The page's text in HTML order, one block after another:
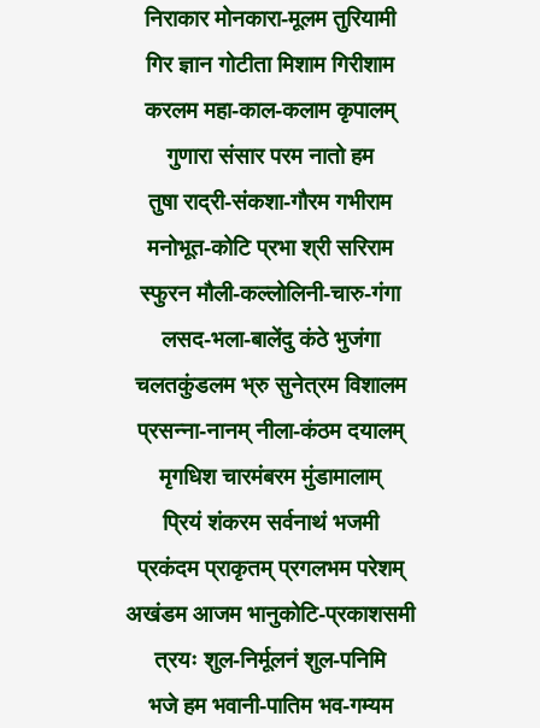
निराकार मोनकारा-मूलम तुरियामी
गिर ज्ञान गोटीता मिशाम गिरीशाम
करलम महा-काल-कलाम कृपालम्
गुणारा संसार परम नातो हम
तुषा राद्री-संकशा-गौरम गभीराम
मनोभूत-कोटि प्रभा श्री सरिराम
स्फुरन मौली-कल्लोलिनी-चारु-गंगा
लसद-भला-बालेंदु कंठे भुजंगा
चलतकुंडलम भ्रु सुनेत्रम विशालम
प्रसन्ना-नानम् नीला-कंठम दयालम्
मृगधिश चारमंबरम मुंडामालाम्
प्रियं शंकरम सर्वनाथं भजमी
प्रकंदम प्राकृतम् प्रगलभम परेशम्
अखंडम आजम भानुकोटि-प्रकाशसमी
त्रयः शुल-निर्मूलनं शुल-पनिमि
भजे हम भवानी-पातिम भव-गम्यम